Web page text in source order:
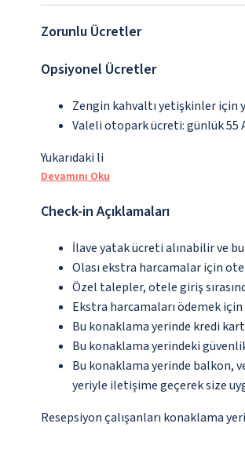
Zorunlu Ücretler
Opsiyonel Ücretler
Zengin kahvaltı yetişkinler için
Valeli otopark ücreti: günlük 55
Yukarıdaki li
Devamını Oku
Check-in Açıklamaları
İlave yatak ücreti alınabilir ve
Olası ekstra harcamalar için
Özel talepler, otele giriş
Ekstra harcamaları ödemek
Bu konaklama yerinde kredi
Bu konaklama yerindeki
Bu konaklama yerinde balkon,
yeriyle iletişime geçerek size
Resepsiyon çalışanları konaklama